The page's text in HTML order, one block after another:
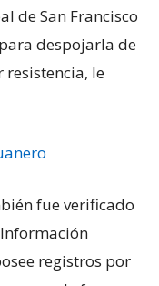
de San Francisco
despojarla de
resistencia, le
fue verificado
registros por